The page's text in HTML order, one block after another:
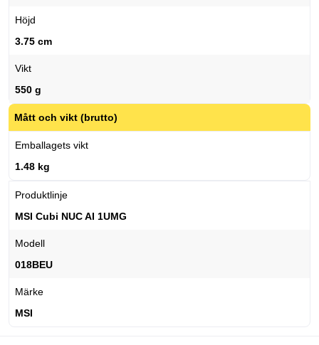
Höjd
3.75 cm
Vikt
550 g
Mått och vikt (brutto)
Emballagets vikt
1.48 kg
Produktlinje
MSI Cubi NUC AI 1UMG
Modell
018BEU
Märke
MSI